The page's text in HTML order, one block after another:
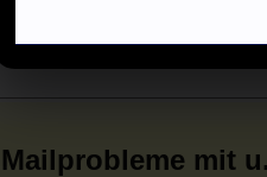
Mailprobleme mit